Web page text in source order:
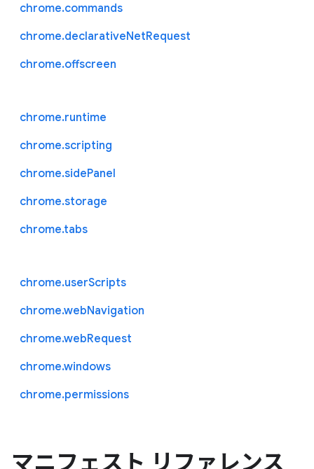
chrome.commands
chrome.declarativeNetRequest
chrome.offscreen
chrome.runtime
chrome.scripting
chrome.sidePanel
chrome.storage
chrome.tabs
chrome.userScripts
chrome.webNavigation
chrome.webRequest
chrome.windows
chrome.permissions
マニフェスト リファレンス